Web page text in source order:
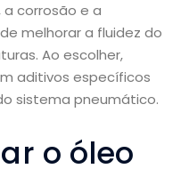
a corrosão e a
melhorar a fluidez do
Ao escolher,
aditivos específicos
sistema pneumático.
o óleo